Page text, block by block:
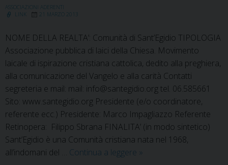
ASSOCIAZIONI ADERENTI
LINK
21 MARZO 2013
NOME DELLA REALTA’: Comunità di Sant’Egidio TIPOLOGIA
Associazione pubblica di laici della Chiesa. Movimento
laicale di ispirazione cristiana cattolica, dedito alla preghiera,
alla comunicazione del Vangelo e alla carità Contatti
segreteria e mail: mail: info@santegidio.org tel. 06.585661
Sito: www.santegidio.org Presidente (e/o coordinatore,
referente ecc.) Presidente: Marco Impagliazzo Referente
Retinopera: Filippo Sbrana FINALITA’ (in modo sintetico)
Sant’Egidio è una Comunità cristiana nata nel 1968,
all’indomani del … Continua a leggere Comunità
»